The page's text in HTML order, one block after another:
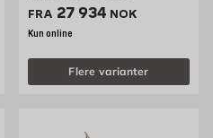
FRA Pris 27934 NOK /stk
27 934 NOK
Kun online
Flere varianter